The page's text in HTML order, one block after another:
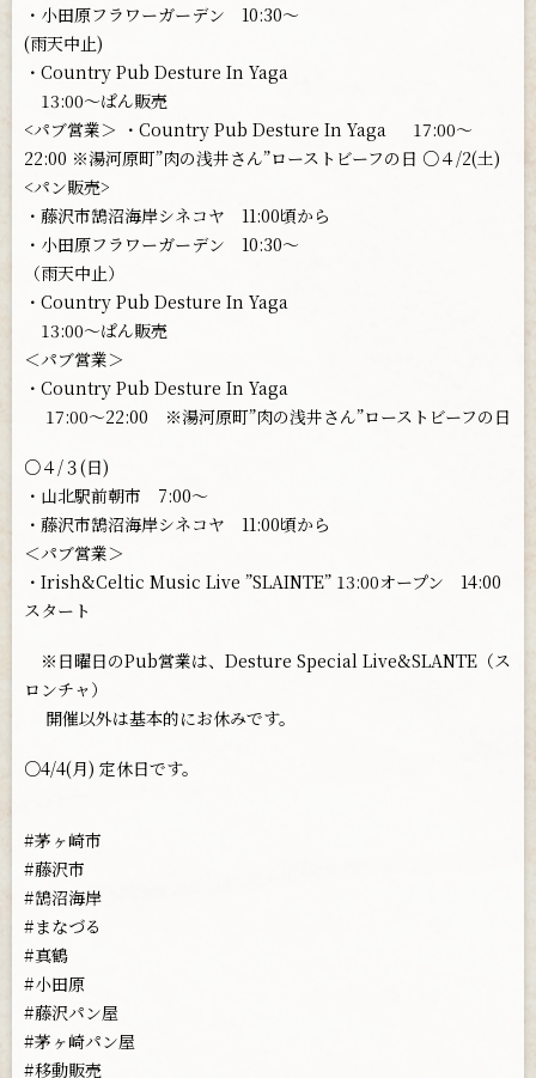
・小田原フラワーガーデン 10:30〜
(雨天中止)
・Country Pub Desture In Yaga
13:00〜ぱん販売
<パブ営業＞ ・Country Pub Desture In Yaga 17:00〜
22:00 ※湯河原町”肉の浅井さん”ローストビーフの日 ○４/2(土)
<パン販売>
・藤沢市鵠沼海岸シネコヤ 11:00頃から
・小田原フラワーガーデン 10:30〜
（雨天中止）
・Country Pub Desture In Yaga
13:00〜ぱん販売
＜パブ営業＞
・Country Pub Desture In Yaga
17:00〜22:00 ※湯河原町”肉の浅井さん”ローストビーフの日
○４/３(日)
・山北駅前朝市 7:00〜
・藤沢市鵠沼海岸シネコヤ 11:00頃から
＜パブ営業＞
・Irish&Celtic Music Live ”SLAINTE” 13:00オープン 14:00
スタート
※日曜日のPub営業は、Desture Special Live&SLANTE（ス
ロンチャ）
開催以外は基本的にお休みです。
○4/4(月) 定休日です。
#茅ヶ崎市
#藤沢市
#鵠沼海岸
#まなづる
#真鶴
#小田原
#藤沢パン屋
#茅ヶ崎パン屋
#移動販売